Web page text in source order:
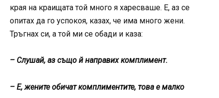
края на краищата той много я харесваше. Е, аз се
опитах да го успокоя, казах, че има много жени.
Тръгнах си, а той ми се обади и каза:
– Слушай, аз също й направих комплимент.
– Е, жените обичат комплиментите, това е малко